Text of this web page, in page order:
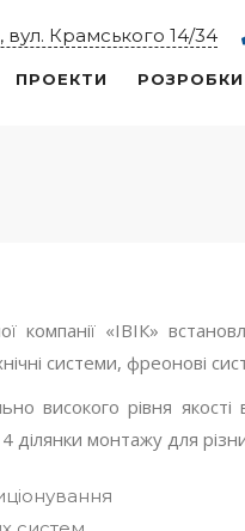
вул. Крамського 14/34
ПРОЕКТИ РОЗРОБКИ
компанії «ІВІК»
системи, фреонові
високого рівня якості
4 ділянки монтажу для